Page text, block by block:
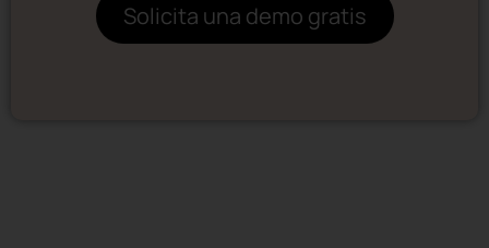
Solicita una demo gratis